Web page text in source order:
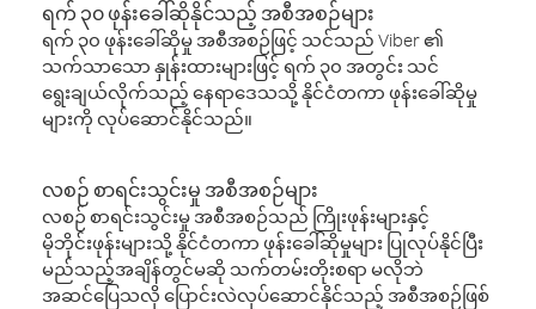
ရက် ၃၀ ဖုန်းခေါ်ဆိုနိုင်သည့် အစီအစဉ်များ
ရက် ၃၀ ဖုန်းခေါ်ဆိုမှု အစီအစဉ်ဖြင့် သင်သည် Viber ၏
သက်သာသော နှုန်းထားများဖြင့် ရက် ၃၀ အတွင်း သင်
ရွေးချယ်လိုက်သည့် နေရာဒေသသို့ နိုင်ငံတကာ ဖုန်းခေါ်ဆိုမှု
များကို လုပ်ဆောင်နိုင်သည်။
လစဉ် စာရင်းသွင်းမှု အစီအစဉ်များ
လစဉ် စာရင်းသွင်းမှု အစီအစဉ်သည် ကြိုးဖုန်းများနှင့်
မိုဘိုင်းဖုန်းများသို့ နိုင်ငံတကာ ဖုန်းခေါ်ဆိုမှုများ ပြုလုပ်နိုင်ပြီး
မည်သည့်အချိန်တွင်မဆို သက်တမ်းတိုးစရာ မလိုဘဲ
အဆင်ပြေသလို ပြောင်းလဲလုပ်ဆောင်နိုင်သည့် အစီအစဉ်ဖြစ်